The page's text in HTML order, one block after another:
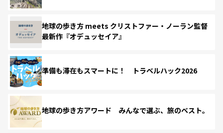
地球の歩き方 meets クリストファー・ノーラン監督
最新作『オデュッセイア』
準備も滞在もスマートに！ トラベルハック2026
地球の歩き方アワード みんなで選ぶ、旅のベスト。